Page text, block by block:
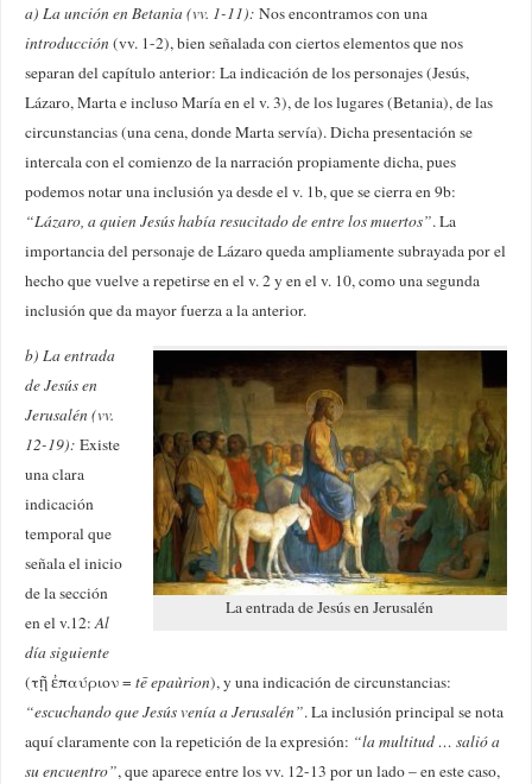
a) La unción en Betania (vv. 1-11):Nos encontramos con una
introducción(vv. 1-2), bien señalada con ciertos elementos que nos
separan del capítulo anterior: La indicación de los personajes (Jesús,
Lázaro, Marta e incluso María en el v. 3), de los lugares (Betania), de las
circunstancias (una cena, donde Marta servía). Dicha presentación se
intercala con el comienzo de la narración propiamente dicha, pues
podemos notar una inclusión ya desde el v. 1b, que se cierra en 9b:
“Lázaro, a quien Jesús había resucitado de entre los muertos”. La
importancia del personaje de Lázaro queda ampliamente subrayada por el
hecho que vuelve a repetirse en el v. 2 y en el v. 10, como una segunda
inclusión que da mayor fuerza a la anterior.
La entrada de Jesús en Jerusalén
b) La entrada
de Jesús en
Jerusalén (vv.
12-19):Existe
una clara
indicación
temporal que
señala el inicio
de la sección
en el v.12:Al
día siguiente
(τῇ ἐπαύριον =tē epaùrion), y una indicación de circunstancias:
“escuchando que Jesús venía a Jerusalén”. La inclusión principal se nota
aquí claramente con la repetición de la expresión: “la multitud … salió a
su encuentro”, que aparece entre los vv. 12-13 por un lado – en este caso,